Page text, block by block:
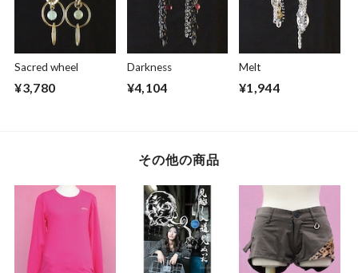
Sacred wheel
¥3,780
Darkness
¥4,104
Melt
¥1,944
その他の商品